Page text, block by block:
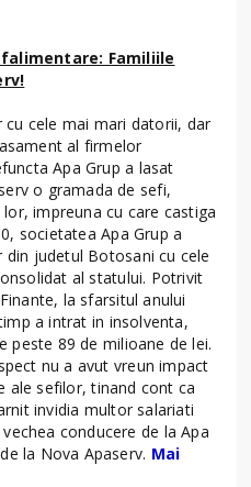
Familiile
cele mai mari datorii, dar
al firmelor
Apa Grup a lasat
o gramada de sefi,
impreuna cu care castiga
societatea Apa Grup a
judetul Botosani cu cele
al statului. Potrivit
la sfarsitul anului
a intrat in insolventa,
peste 89 de milioane de lei.
nu a avut vreun impact
ale sefilor, tinand cont ca
invidia multor salariati
conducere de la Apa
la Nova Apaserv. Mai